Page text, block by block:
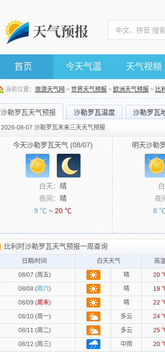
首页 今天气温 天气视频
当前位置： 旅游天气网 > 世界天气预报 > 欧洲天气预报 > 比
沙勒罗瓦天气预报 沙勒罗瓦温度 沙勒罗瓦
2026-08-07 沙勒罗瓦末来三天天气预报
今天沙勒罗瓦天气 (08/07)
白天：
晴
夜间：
晴
9 ℃ ~ 20 ℃
明天沙勒
夜
8 ℃
比利时沙勒罗瓦天气预报一周查询
日期/时间 白天天气 高温
08/07 (周五)
晴 20
08/08 (周六) 晴 19
08/09 (周末) 晴 22
08/10 (周一)
多云 24
08/11 (周二)
多云 25
08/12 (周三)
中雨 20